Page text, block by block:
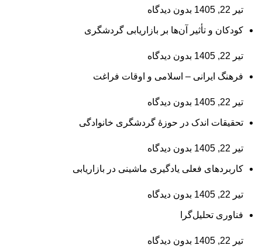
تیر 22, 1405 بدون دیدگاه
کودکان و تأثیر آن‌ها بر بازاریابی گردشگری
تیر 22, 1405 بدون دیدگاه
فرهنگ ایرانی – اسلامی و اوقات فراغت
تیر 22, 1405 بدون دیدگاه
تحقیقات اندک در حوزۀ گردشگری خانوادگی
تیر 22, 1405 بدون دیدگاه
کاربردهای فعلی یادگیری ماشینی در بازاریابی
تیر 22, 1405 بدون دیدگاه
فناوری تحلیل‌گرا
تیر 22, 1405 بدون دیدگاه